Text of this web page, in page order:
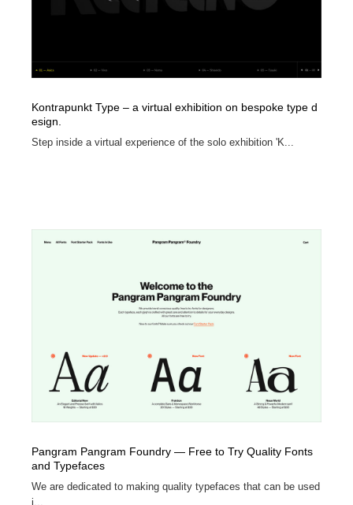
Kontrapunkt Type – a virtual exhibition on bespoke type d
esign.
Step inside a virtual experience of the solo exhibition 'K...
Pangram Pangram Foundry — Free to Try Quality Fonts
and Typefaces
We are dedicated to making quality typefaces that can be used
i...